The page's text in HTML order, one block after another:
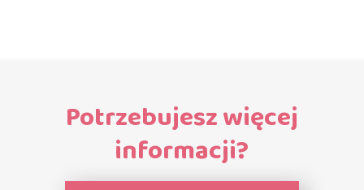
Potrzebujesz więcej
informacji?